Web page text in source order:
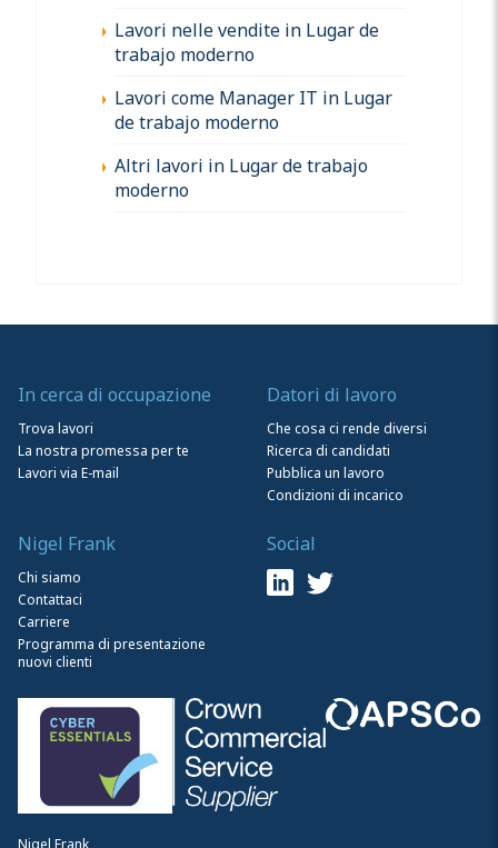
Lavori nelle vendite in Lugar de
trabajo moderno
Lavori come Manager IT in Lugar
de trabajo moderno
Altri lavori in Lugar de trabajo
moderno
Nigel Frank
In cerca di occupazione
Trova lavori
La nostra promessa per te
Lavori via E-mail
Datori di lavoro
Che cosa ci rende diversi
Ricerca di candidati
Pubblica un lavoro
Condizioni di incarico
Nigel Frank
Chi siamo
Contattaci
Carriere
Programma di presentazione
nuovi clienti
Social